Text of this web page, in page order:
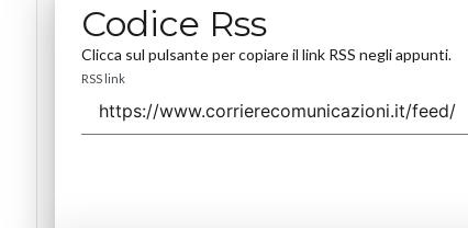
Codice Rss
Clicca sul pulsante per copiare il link RSS negli appunti.
RSS link